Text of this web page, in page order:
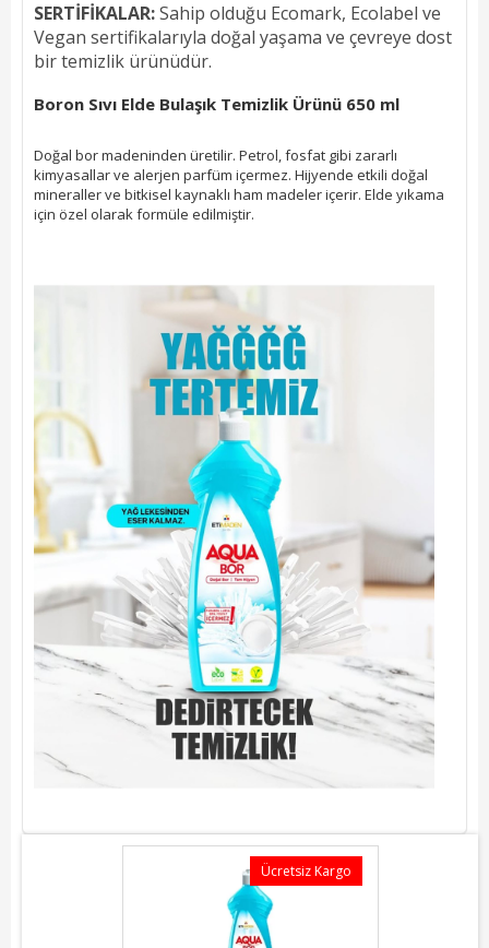
SERTİFİKALAR:Sahip olduğu Ecomark, Ecolabel ve
Vegan sertifikalarıyla doğal yaşama ve çevreye dost
bir temizlik ürünüdür.
Boron Sıvı Elde Bulaşık Temizlik Ürünü 650 ml
Doğal bor madeninden üretilir. Petrol, fosfat gibi zararlı
kimyasallar ve alerjen parfüm içermez. Hijyende etkili doğal
mineraller ve bitkisel kaynaklı ham madeler içerir. Elde yıkama
için özel olarak formüle edilmiştir.
Ücretsiz Kargo